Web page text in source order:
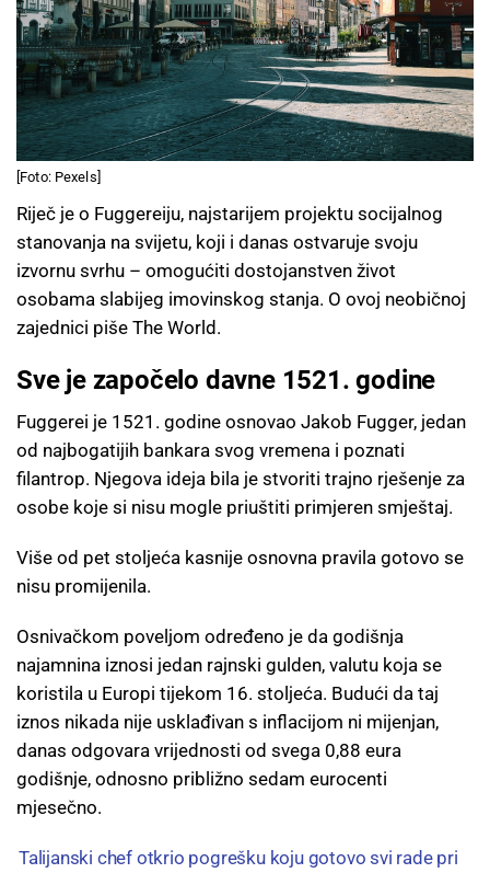
[Foto: Pexels]
Riječ je o Fuggereiju, najstarijem projektu socijalnog
stanovanja na svijetu, koji i danas ostvaruje svoju
izvornu svrhu – omogućiti dostojanstven život
osobama slabijeg imovinskog stanja. O ovoj neobičnoj
zajednici piše The World.
Sve je započelo davne 1521. godine
Fuggerei je 1521. godine osnovao Jakob Fugger, jedan
od najbogatijih bankara svog vremena i poznati
filantrop. Njegova ideja bila je stvoriti trajno rješenje za
osobe koje si nisu mogle priuštiti primjeren smještaj.
Više od pet stoljeća kasnije osnovna pravila gotovo se
nisu promijenila.
Osnivačkom poveljom određeno je da godišnja
najamnina iznosi jedan rajnski gulden, valutu koja se
koristila u Europi tijekom 16. stoljeća. Budući da taj
iznos nikada nije usklađivan s inflacijom ni mijenjan,
danas odgovara vrijednosti od svega 0,88 eura
godišnje, odnosno približno sedam eurocenti
mjesečno.
Talijanski chef otkrio pogrešku koju gotovo svi rade pri